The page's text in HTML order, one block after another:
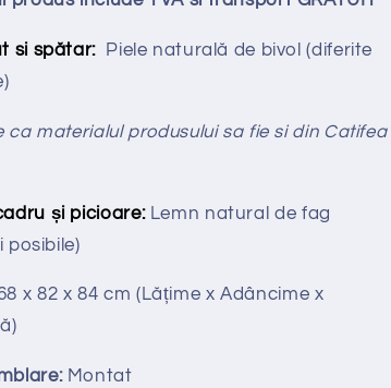
si spătar:
Piele naturală de bivol (diferite
ca materialul produsului sa fie si din Catifea
și picioare: Lemn natural de fag
posibile)
x 82 x 84 cm (Lățime x Adâncime x
)
Montat